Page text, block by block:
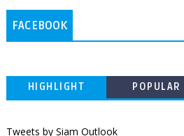
FACEBOOK
HIGHLIGHT POPULAR
Tweets by Siam Outlook